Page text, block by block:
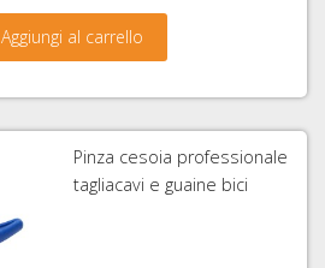
Aggiungi al carrello
Pinza cesoia professionale
tagliacavi e guaine bici